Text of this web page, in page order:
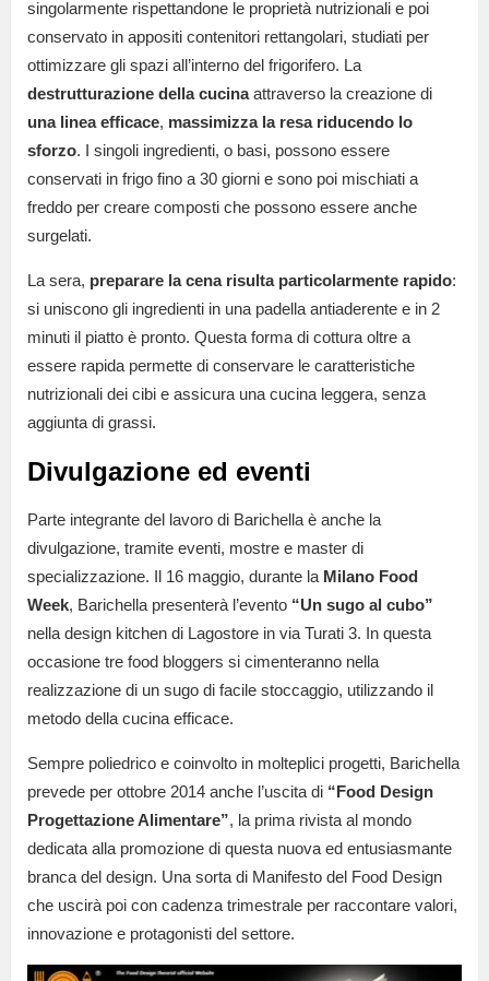
singolarmente rispettandone le proprietà nutrizionali e poi
conservato in appositi contenitori rettangolari, studiati per
ottimizzare gli spazi all’interno del frigorifero. La
destrutturazione della cucinaattraverso la creazione di
una linea efficace, massimizza la resa riducendo lo
sforzo. I singoli ingredienti, o basi, possono essere
conservati in frigo fino a 30 giorni e sono poi mischiati a
freddo per creare composti che possono essere anche
surgelati.
La sera, preparare la cena risulta particolarmente rapido:
si uniscono gli ingredienti in una padella antiaderente e in 2
minuti il piatto è pronto. Questa forma di cottura oltre a
essere rapida permette di conservare le caratteristiche
nutrizionali dei cibi e assicura una cucina leggera, senza
aggiunta di grassi.
Divulgazione ed eventi
Parte integrante del lavoro di Barichella è anche la
divulgazione, tramite eventi, mostre e master di
specializzazione. Il 16 maggio, durante la Milano Food
Week, Barichella presenterà l’evento “Un sugo al cubo”
nella design kitchen di Lagostore in via Turati 3. In questa
occasione tre food bloggers si cimenteranno nella
realizzazione di un sugo di facile stoccaggio, utilizzando il
metodo della cucina efficace.
Sempre poliedrico e coinvolto in molteplici progetti, Barichella
prevede per ottobre 2014 anche l’uscita di “Food Design
Progettazione Alimentare”, la prima rivista al mondo
dedicata alla promozione di questa nuova ed entusiasmante
branca del design. Una sorta di Manifesto del Food Design
che uscirà poi con cadenza trimestrale per raccontare valori,
innovazione e protagonisti del settore.